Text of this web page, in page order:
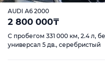
AUDI A6 2000
2 800 000₸
С пробегом 331 000 км, 2.4 л,
универсал 5 дв., серебристый